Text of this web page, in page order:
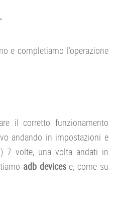
e completiamo l’operazione
il corretto funzionamento
andando in impostazioni e
7 volte, una volta andati in
adb devicese, come su